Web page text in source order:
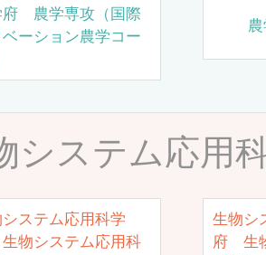
府 農学専攻（国際
ーション農学コー
システム応用
ステム応用科学
物システム応用科
生物シ
府 生